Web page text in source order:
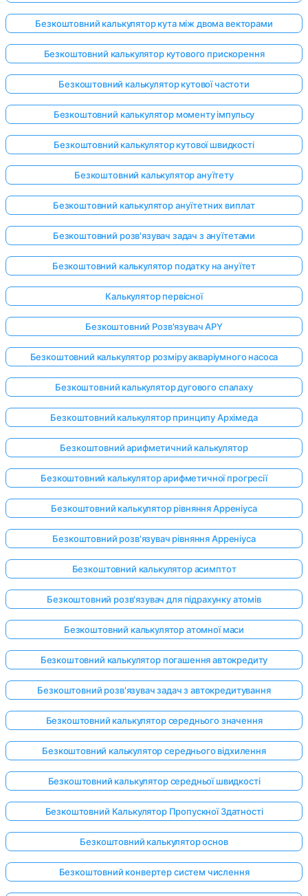
Безкоштовний калькулятор кута між двома векторами
Безкоштовний калькулятор кутового прискорення
Безкоштовний калькулятор кутової частоти
Безкоштовний калькулятор моменту імпульсу
Безкоштовний калькулятор кутової швидкості
Безкоштовний калькулятор ануїтету
Безкоштовний калькулятор ануїтетних виплат
Безкоштовний розв'язувач задач з ануїтетами
Безкоштовний калькулятор податку на ануїтет
Калькулятор первісної
Безкоштовний Розв'язувач APY
Безкоштовний калькулятор розміру акваріумного насоса
Безкоштовний калькулятор дугового спалаху
Безкоштовний калькулятор принципу Архімеда
Безкоштовний арифметичний калькулятор
Безкоштовний калькулятор арифметичної прогресії
Безкоштовний калькулятор рівняння Арреніуса
Безкоштовний розв'язувач рівняння Арреніуса
Безкоштовний калькулятор асимптот
Безкоштовний розв'язувач для підрахунку атомів
Безкоштовний калькулятор атомної маси
Безкоштовний калькулятор погашення автокредиту
Безкоштовний розв'язувач задач з автокредитування
Безкоштовний калькулятор середнього значення
Безкоштовний калькулятор середнього відхилення
Безкоштовний калькулятор середньої швидкості
Безкоштовний Калькулятор Пропускної Здатності
Безкоштовний калькулятор основ
Безкоштовний конвертер систем числення